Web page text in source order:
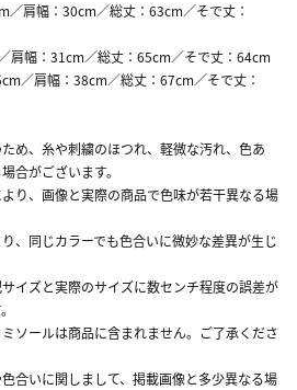
／肩幅：30cm／総丈：63cm／そで丈：
／肩幅：31cm／総丈：65cm／そで丈：64cm
／肩幅：38cm／総丈：67cm／そで丈：
め、糸や刺繍のほつれ、軽微な汚れ、色あ
合がございます。
り、画像と実際の商品で色味が若干異なる場
、同じカラーでも色合いに微妙な差異が生じ
イズと実際のサイズに数センチ程度の誤差が
ソールは商品に含まれません。ご了承くださ
合いに関しまして、掲載画像と多少異なる場